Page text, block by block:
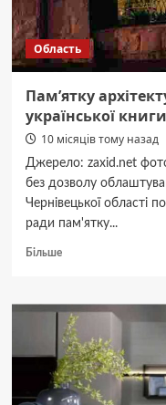
за
час
війни
Область
Пам’ятку
української
10 місяців тому назад
Джерело: zaxid.net
без дозволу
Чернівецької області
ради пам'ятку...
БільшеДокладніше
архітектури
Чернівцях
«Будинок
української
книги»